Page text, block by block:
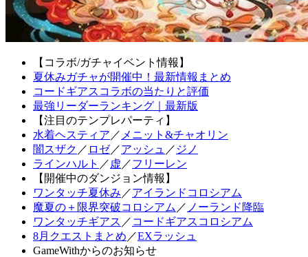
【コラボ/ガチャイベント情報】
夏休みガチャが開催中！最新情報まとめ
コードギアスコラボの当たりと評価
最強リーダーランキング｜最新版
【注目のテンプレパーティ】
水着ヘスティア ／ メニット&チャオリン
闇スザク ／ ロゼ／アッシュ ／ ジノ
ラインハルト ／ 虚 ／フリーレン
【開催中のダンジョン情報】
ワンタッチ夏休み ／アイランドコロシアム
魔夏の＋限界突破コロシアム ／ ノーランド降臨
ワンタッチギアス ／ コードギアスコロシアム
8月クエストまとめ ／EXラッシュ
GameWithからのお知らせ